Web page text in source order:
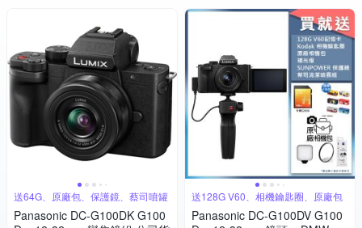
送64G、原廠包、保護鏡、蔡司噴罐
Panasonic DC-G100DK G100
送128G V60、相機鑰匙圈、原廠包
Panasonic DC-G100DV G100